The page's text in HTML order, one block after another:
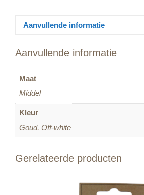
Aanvullende informatie
Aanvullende informatie
Maat
Middel
Kleur
Goud, Off-white
Gerelateerde producten